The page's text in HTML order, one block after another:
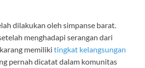
dilakukan oleh simpanse barat.
menghadapi serangan dari
memiliki tingkat kelangsungan
pernah dicatat dalam komunitas